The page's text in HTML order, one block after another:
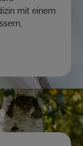
mit einem